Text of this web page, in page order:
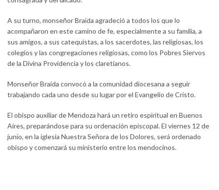
A su turno, monseñor Braida agradeció a todos los que lo
acompañaron en este camino de fe, especialmente a su familia, a
sus amigos, a sus catequistas, a los sacerdotes, las religiosas, los
colegios y las congregaciones religiosas, como los Pobres Siervos
de la Divina Providencia y los claretianos.
Monseñor Braida convocó a la comunidad diocesana a seguir
trabajando cada uno desde su lugar por el Evangelio de Cristo.
El obispo auxiliar de Mendoza hará un retiro espiritual en Buenos
Aires, preparándose para su ordenación episcopal. El viernes 12 de
junio, en la iglesia Nuestra Señora de los Dolores, será ordenado
obispo y comenzará su ministerio entre los mendocinos.